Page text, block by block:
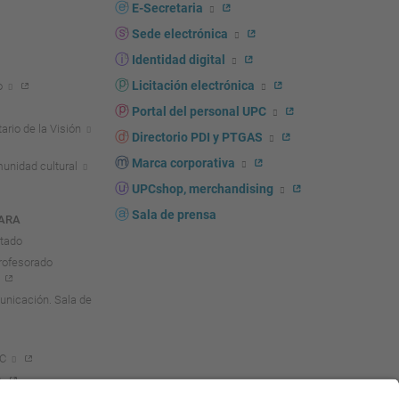
de la Visión
cultural
Sala de
E-Secretaria
Sede electrónica
Identidad digital
Licitación electrónica
Portal del personal UPC
Directorio PDI y PTGAS
Marca corporativa
UPCshop, merchandising
Sala de prensa